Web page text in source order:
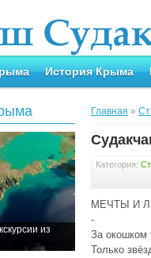
История Крыма
из
Главная »
Категория:
МЕЧТЫ И
-
За окошком
Только